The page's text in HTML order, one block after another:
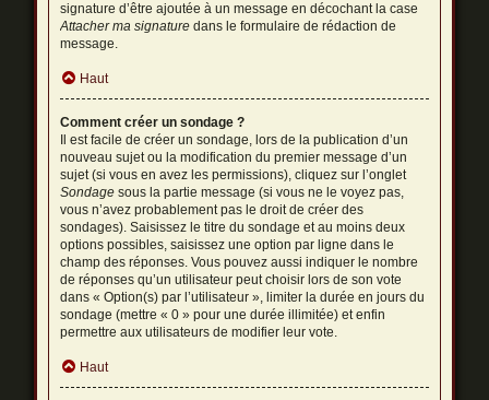
signature d’être ajoutée à un message en décochant la case
Attacher ma signature dans le formulaire de rédaction de
message.
Haut
Comment créer un sondage ?
Il est facile de créer un sondage, lors de la publication d’un
nouveau sujet ou la modification du premier message d’un
sujet (si vous en avez les permissions), cliquez sur l’onglet
Sondage sous la partie message (si vous ne le voyez pas,
vous n’avez probablement pas le droit de créer des
sondages). Saisissez le titre du sondage et au moins deux
options possibles, saisissez une option par ligne dans le
champ des réponses. Vous pouvez aussi indiquer le nombre
de réponses qu’un utilisateur peut choisir lors de son vote
dans « Option(s) par l’utilisateur », limiter la durée en jours du
sondage (mettre « 0 » pour une durée illimitée) et enfin
permettre aux utilisateurs de modifier leur vote.
Haut